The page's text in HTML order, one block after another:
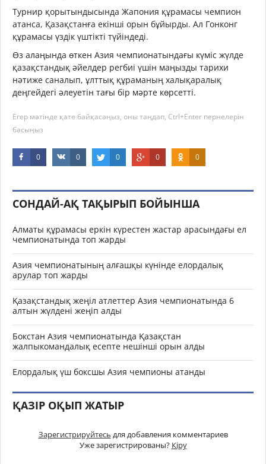
Турнир қорытындысында Жапония құрамасы чемпион
атанса, Қазақстанға екінші орын бұйырды. Ал Гонконг
құрамасы үздік үштікті түйіндеді.
Өз алаңында өткен Азия чемпионатындағы күміс жүлде
қазақстандық әйелдер регбиі үшін маңызды тарихи
нәтиже саналып, ұлттық құраманың халықаралық
деңгейдегі әлеуетін тағы бір мәрте көрсетті.
Егер мәтінде қате байқасаңыз, оны таңдап, Ctrl+Enter пернелерін
басыңыз
0 0 0 0 0
СОНДАЙ-АҚ ТАҚЫРЫП БОЙЫНША
Алматы құрамасы еркін күрестен жастар арасындағы ел
чемпионатында топ жарды
Азия чемпионатының алғашқы күнінде елордалық
арулар топ жарды
Қазақстандық жеңіл атлеттер Азия чемпионатында 6
алтын жүлдені жеңіп алды
Бокстан Азия чемпионатында Қазақстан
жалпыкомандалық есепте нешінші орын алды
Елордалық үш боксшы Азия чемпионы атанды
ҚАЗІР ОҚЫП ЖАТЫР
Зарегистрируйтесь для добавления комментариев
Уже зарегистрированы? Кіру